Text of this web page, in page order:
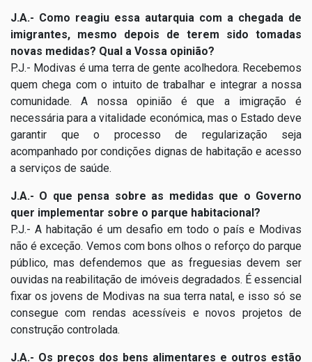
J.A.- Como reagiu essa autarquia com a chegada de
imigrantes, mesmo depois de terem sido tomadas
novas medidas? Qual a Vossa opinião?
P.J.- Modivas é uma terra de gente acolhedora. Recebemos
quem chega com o intuito de trabalhar e integrar a nossa
comunidade. A nossa opinião é que a imigração é
necessária para a vitalidade económica, mas o Estado deve
garantir que o processo de regularização seja
acompanhado por condições dignas de habitação e acesso
a serviços de saúde.
J.A.- O que pensa sobre as medidas que o Governo
quer implementar sobre o parque habitacional?
P.J.- A habitação é um desafio em todo o país e Modivas
não é exceção. Vemos com bons olhos o reforço do parque
público, mas defendemos que as freguesias devem ser
ouvidas na reabilitação de imóveis degradados. É essencial
fixar os jovens de Modivas na sua terra natal, e isso só se
consegue com rendas acessíveis e novos projetos de
construção controlada.
J.A.- Os preços dos bens alimentares e outros estão